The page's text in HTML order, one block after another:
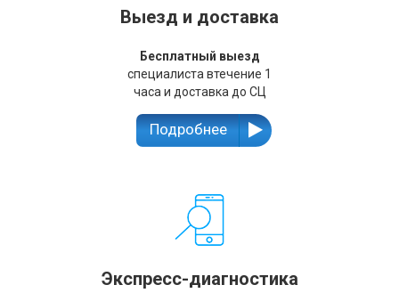
Выезд и доставка
Бесплатный выезд
специалиста втечение 1
часа и доставка до СЦ
Подробнее
Экспресс-диагностика